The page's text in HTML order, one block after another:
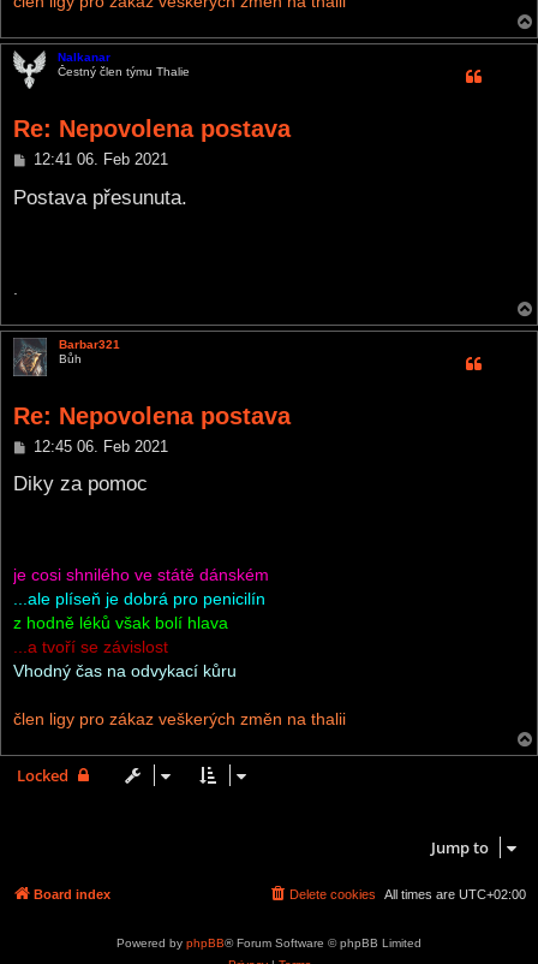
Nalkanar
Čestný člen týmu Thalie
Re: Nepovolena postava
P
s
12:41 06. Feb 2021
Postava přesunuta.
Barbar321
Bůh
Re: Nepovolena postava
P
s
12:45 06. Feb 2021
Diky za pomoc
je cosi shnilého ve státě dánském
...ale plíseň je dobrá pro penicilín
z hodně léků však bolí hlava
...a tvoří se závislost
Vhodný čas na odvykací kůru
člen ligy pro zákaz veškerých změn na thalii
Locked
Jump to
Board index All times are UTC+02:00
Delete cookies
Powered by phpBB® Forum Software © phpBB Limited